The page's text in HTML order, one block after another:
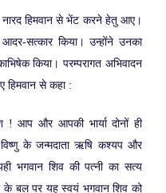
हिमवान से भेंट करने हेतु आए।
आदर-सत्कार किया। उन्होंने उनका
किया। परम्परागत अभिवादन
हिमवान से कहा :
! आप और आपकी भार्या दोनों ही
के जन्मदाता ऋषि कश्यप और
भगवान शिव की पत्नी का सत्य
बल पर यह स्वयं भगवान शिव को